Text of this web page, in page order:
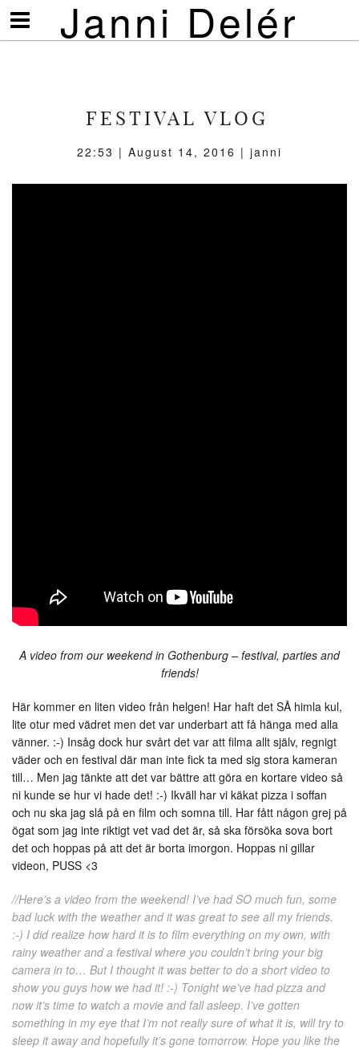
Janni Delér
Visa/göm
meny
FESTIVAL VLOG
22:53 | August 14, 2016 | janni
A video from our weekend in Gothenburg – festival, parties and
friends!
Här kommer en liten video från helgen! Har haft det SÅ himla kul,
lite otur med vädret men det var underbart att få hänga med alla
vänner. :-) Insåg dock hur svårt det var att filma allt själv, regnigt
väder och en festival där man inte fick ta med sig stora kameran
till… Men jag tänkte att det var bättre att göra en kortare video så
ni kunde se hur vi hade det! :-) Ikväll har vi käkat pizza i soffan
och nu ska jag slå på en film och somna till. Har fått någon grej på
ögat som jag inte riktigt vet vad det är, så ska försöka sova bort
det och hoppas på att det är borta imorgon. Hoppas ni gillar
videon, PUSS <3
//Here’s a video from the weekend! I’ve had SO much fun, some
bad luck with the weather and it was great to see all my friends.
:-) I did realize how hard it is to film everything on my own, with
rainy weather and a festival where you couldn’t bring your big
camera in to… But I thought it was better to do a short video to
show you guys how we had it! :-) Tonight we’ve had pizza and
now it’s time to watch a movie and fall asleep. I’ve gotten
something in my eye that I’m not really sure of what it is, will try to
sleep it away and hopefully it’s gone tomorrow. Hope you like the